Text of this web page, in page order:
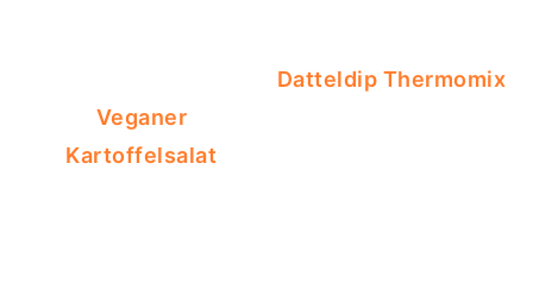
Veganer
Kartoffelsalat
Datteldip Thermomix